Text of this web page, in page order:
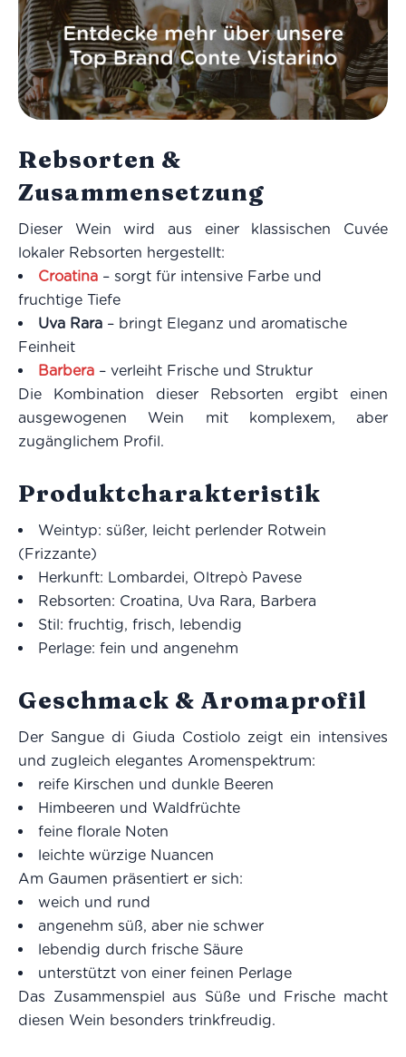
Rebsorten &
Zusammensetzung
Dieser Wein wird aus einer klassischen Cuvée
lokaler Rebsorten hergestellt:
Croatina – sorgt für intensive Farbe und
fruchtige Tiefe
Uva Rara – bringt Eleganz und aromatische
Feinheit
Barbera – verleiht Frische und Struktur
Die Kombination dieser Rebsorten ergibt einen
ausgewogenen Wein mit komplexem, aber
zugänglichem Profil.
Produktcharakteristik
Weintyp: süßer, leicht perlender Rotwein
(Frizzante)
Herkunft: Lombardei, Oltrepò Pavese
Rebsorten: Croatina, Uva Rara, Barbera
Stil: fruchtig, frisch, lebendig
Perlage: fein und angenehm
Geschmack & Aromaprofil
Der Sangue di Giuda Costiolo zeigt ein intensives
und zugleich elegantes Aromenspektrum:
reife Kirschen und dunkle Beeren
Himbeeren und Waldfrüchte
feine florale Noten
leichte würzige Nuancen
Am Gaumen präsentiert er sich:
weich und rund
angenehm süß, aber nie schwer
lebendig durch frische Säure
unterstützt von einer feinen Perlage
Das Zusammenspiel aus Süße und Frische macht
diesen Wein besonders trinkfreudig.